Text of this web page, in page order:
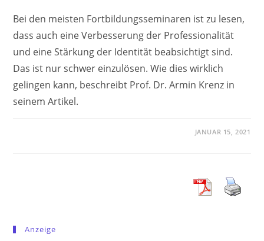
Bei den meisten Fortbildungsseminaren ist zu lesen,
dass auch eine Verbesserung der Professionalität
und eine Stärkung der Identität beabsichtigt sind.
Das ist nur schwer einzulösen. Wie dies wirklich
gelingen kann, beschreibt Prof. Dr. Armin Krenz in
seinem Artikel.
JANUAR 15, 2021
Anzeige